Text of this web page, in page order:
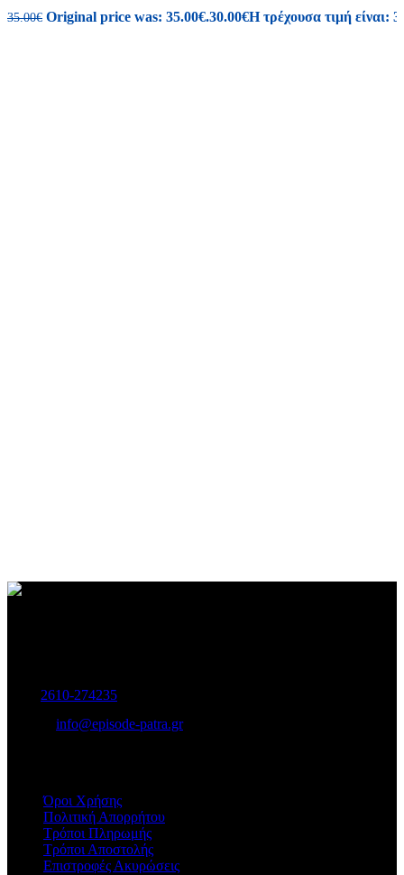
35.00€ Original price was: 35.00€.30.00€Η τρέχουσα τιμή είναι:
2610-274235
info@episode-patra.gr
Όροι Χρήσης
Πολιτική Απορρήτου
Τρόποι Πληρωμής
Τρόποι Αποστολής
Επιστροφές Ακυρώσεις